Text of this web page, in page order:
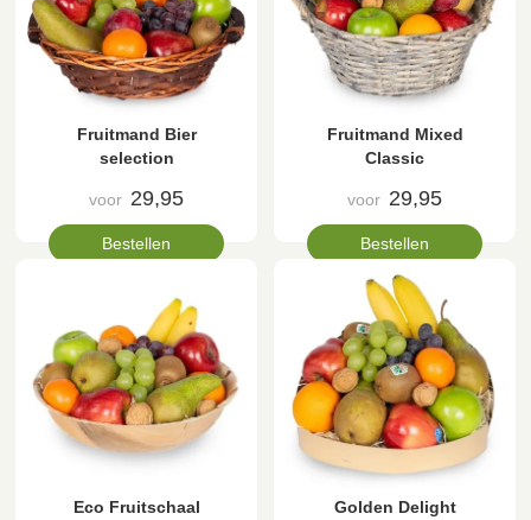
Fruitmand Bier
selection
voor 29,95
Bestellen
Fruitmand Mixed
Classic
voor 29,95
Bestellen
Eco Fruitschaal
Golden Delight